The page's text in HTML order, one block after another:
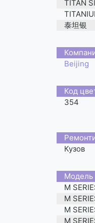
TITAN
泰坦银
Beijing
Код
354
Кузов
Moдель
M
M
M
M